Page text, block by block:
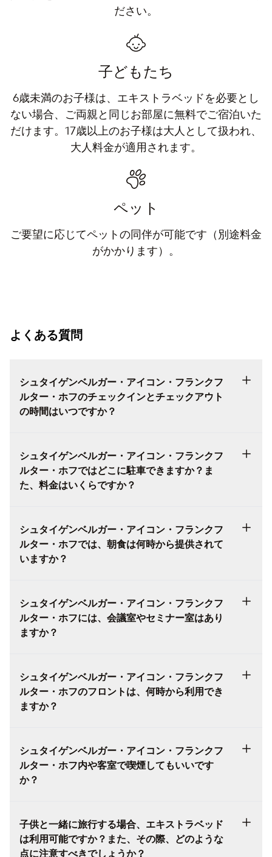
ださい。
子どもたち
6歳未満のお子様は、エキストラベッドを必要とし
ない場合、ご両親と同じお部屋に無料でご宿泊いた
だけます。17歳以上のお子様は大人として扱われ、
大人料金が適用されます。
ペット
ご要望に応じてペットの同伴が可能です（別途料金
がかかります）。
よくある質問
シュタイゲンベルガー・アイコン・フランクフ
ルター・ホフのチェックインとチェックアウト
の時間はいつですか？
シュタイゲンベルガー・アイコン・フランクフ
ルター・ホフではどこに駐車できますか？ま
た、料金はいくらですか？
シュタイゲンベルガー・アイコン・フランクフ
ルター・ホフでは、朝食は何時から提供されて
いますか？
シュタイゲンベルガー・アイコン・フランクフ
ルター・ホフには、会議室やセミナー室はあり
ますか？
シュタイゲンベルガー・アイコン・フランクフ
ルター・ホフのフロントは、何時から利用でき
ますか？
シュタイゲンベルガー・アイコン・フランクフ
ルター・ホフ内や客室で喫煙してもいいです
か？
子供と一緒に旅行する場合、エキストラベッド
は利用可能ですか？また、その際、どのような
点に注意すべきでしょうか？